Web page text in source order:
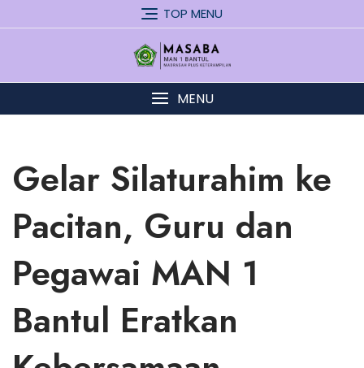
to
TOP MENU
MENU
Gelar Silaturahim ke
Pacitan, Guru dan
Pegawai MAN 1
Bantul Eratkan